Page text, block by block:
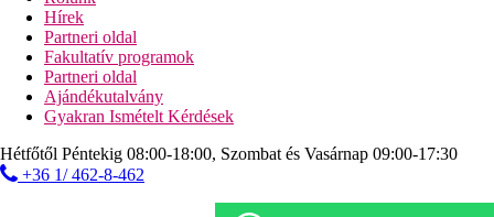
1 km
Távolság a tengerparttól
450 m
Autóbuszpályaudvar
Vásárlás
Hírek
Partneri oldal
Fakultatív programok
Partneri oldal
Ajándékutalvány
Gyakran Ismételt Kérdések
Hétfőtől Péntekig 08:00-18:00, Szombat és Vasárnap 09:00-17:30
+36 1/ 462-8-462